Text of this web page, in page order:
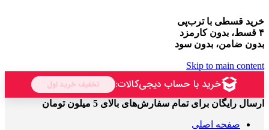
خرید قسطی با ترب‌پی
۴ قسط، بدون کارمزد
بدون ضامن، بدون سود
Skip to main content
ارسال رایگان برای تمام سفارش‌های بالای 5 میلون تومان
صفحه اصلی